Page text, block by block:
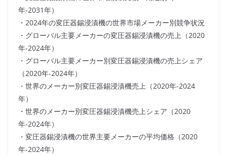
年-2031年）
・2024年の変圧器錫浸漬機の世界市場メーカー別競争状況
・グローバル主要メーカーの変圧器錫浸漬機の売上（2020
年-2024年）
・グローバル主要メーカー別変圧器錫浸漬機の売上シェア
（2020年-2024年）
・世界のメーカー別変圧器錫浸漬機売上（2020年-2024
年）
・世界のメーカー別変圧器錫浸漬機売上シェア（2020
年-2024年）
・変圧器錫浸漬機の世界主要メーカーの平均価格（2020
年-2024年）